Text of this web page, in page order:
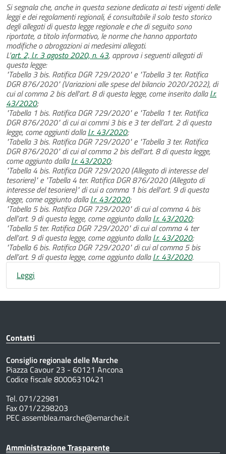
Si segnala che, anche in questa sezione dedicata ai testi vigenti delle
leggi e dei regolamenti regionali, é consultabile il solo testo storico
degli allegati di questa legge regionale e che di seguito sono
riportate, a titolo informativo, le norme che hanno apportato
modifiche o abrogazioni ai medesimi allegati.
L'art. 2, l.r. 3 agosto 2020, n. 43, approva i seguenti allegati di
questa legge:
"Tabella 3 bis. Ratifica DGR 729/2020" e "Tabella 3 ter. Ratifica
DGR 876/2020" (Variazioni alle spese del bilancio 2020/2022), di
cui al comma 2 bis dell'art. 8 di questa legge, come inserito dallal.r.
43/2020;
"Tabella 1 bis. Ratifica DGR 729/2020" e "Tabella 1 ter. Ratifica
DGR 876/2020" di cui ai commi 3 bis e 3 ter dell’art. 2 di questa
legge, come aggiunti dallal.r. 43/2020;
"Tabella 3 bis. Ratifica DGR 729/2020" e "Tabella 3 ter. Ratifica
DGR 876/2020" di cui al comma 2 bis dell’art. 8 di questa legge,
come aggiunto dallal.r. 43/2020;
"Tabella 4 bis. Ratifica DGR 729/2020 (Allegato di interesse del
tesoriere)" e "Tabella 4 ter. Ratifica DGR 876/2020 (Allegato di
interesse del tesoriere)" di cui a comma 1 bis dell’art. 9 di questa
legge, come aggiunto dallal.r. 43/2020;
"Tabella 5 bis. Ratifica DGR 729/2020" di cui al comma 4 bis
dell’art. 9 di questa legge, come aggiunto dallal.r. 43/2020;
"Tabella 5 ter. Ratifica DGR 729/2020" di cui al comma 4 ter
dell’art. 9 di questa legge, come aggiunto dallal.r. 43/2020;
"Tabella 6 bis. Ratifica DGR 729/2020" di cui al comma 5 bis
dell’art. 9 di questa legge, come aggiunto dallal.r. 43/2020.
Leggi
Contatti
Consiglio regionale delle Marche
Piazza Cavour 23 - 60121 Ancona
Codice fiscale 80006310421
Tel. 071/22981
Fax 071/2298203
PEC assemblea.marche@emarche.it
Amministrazione Trasparente